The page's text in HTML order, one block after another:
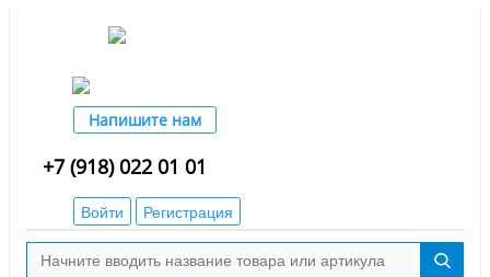
Напишите нам
+7 (918) 022 01 01
Войти Регистрация